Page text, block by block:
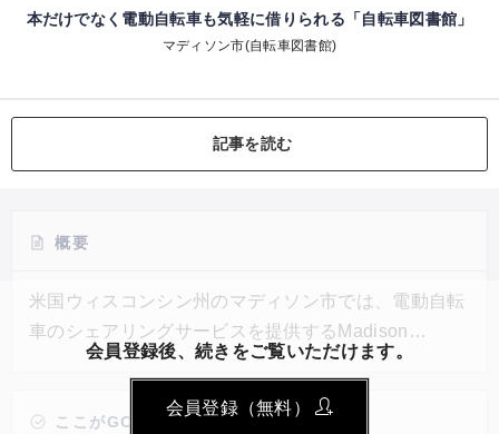
本だけでなく電動自転車も気軽に借りられる「自転車図書館」
マディソン市(自転車図書館)
記事を読む
概要
米国ウィスコンシン州のマディソン市では、電動自転
車のシェアリングサービスを提供するMadison
BCycleとパートナーを組み、図書館で電動自転車を
カードを持っている人は電動自転車を利用する際に必
ここがGOOD!
会員登録後、続きをご覧いただけます。
会員登録（無料）